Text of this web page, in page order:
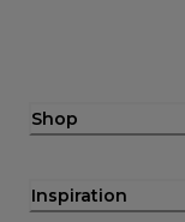
Shop
Inspiration